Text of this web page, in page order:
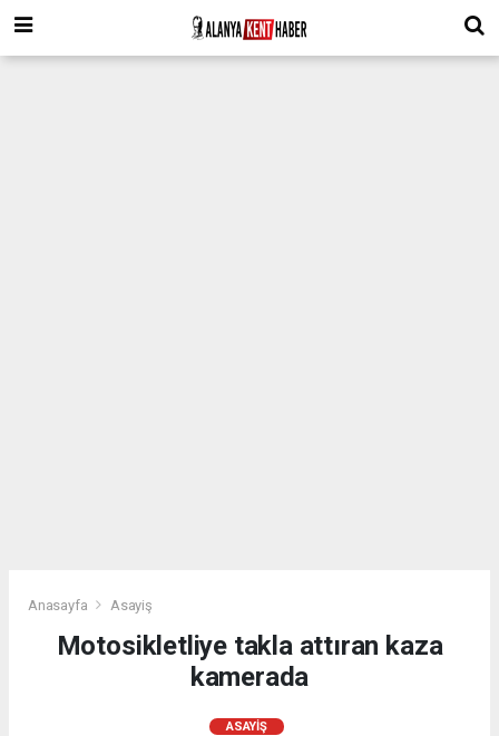
Anasayfa Asayiş
Motosikletliye takla attıran kaza
kamerada
ASAYIŞ